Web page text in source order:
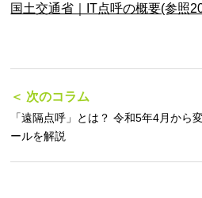
国土交通省｜IT点呼の概要(参照
＜ 次のコラム
「遠隔点呼」とは？ 令和5年4月から
ールを解説